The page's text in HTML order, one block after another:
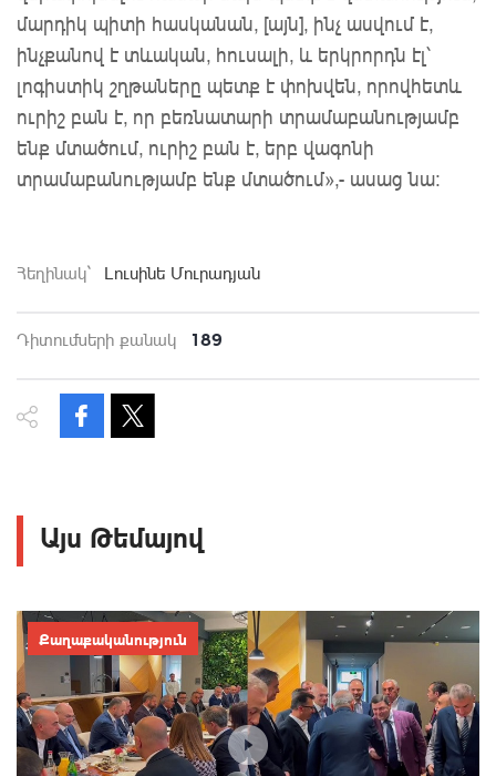
մարդիկ պիտի հասկանան, [այն], ինչ ասվում է,
ինչքանով է տևական, հուսալի, և երկրորդն էլ՝
լոգիստիկ շղթաները պետք է փոխվեն, որովհետև
ուրիշ բան է, որ բեռնատարի տրամաբանությամբ
ենք մտածում, ուրիշ բան է, երբ վագոնի
տրամաբանությամբ ենք մտածում»,- ասաց նա:
Հեղինակ` Լուսինե Մուրադյան
Դիտումների քանակ 189
Այս Թեմայով
Քաղաքականություն